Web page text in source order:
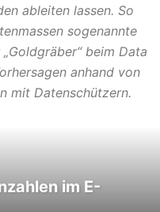
ableiten lassen. So
sogenannte
beim Data
anhand von
mit Datenschützern.
im E-